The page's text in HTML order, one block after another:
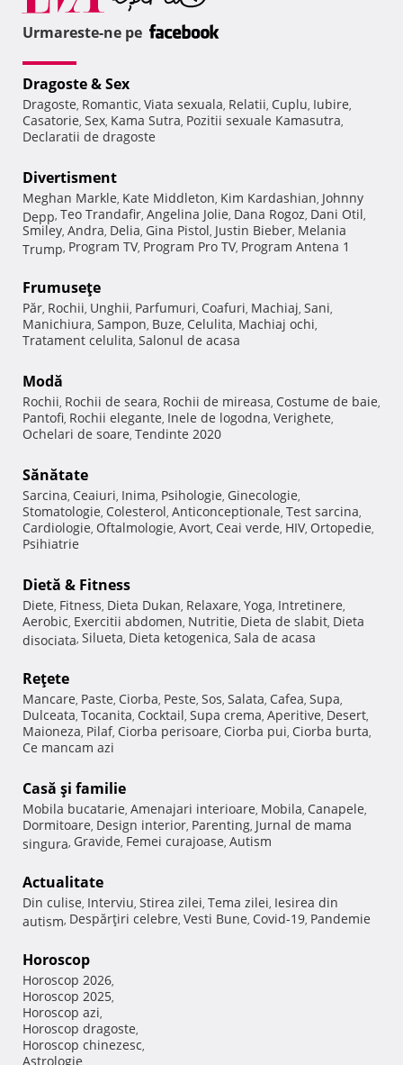
Urmareste-ne pe
Dragoste & Sex
Dragoste, Romantic, Viata sexuala, Relatii, Cuplu, Iubire,
Casatorie, Sex, Kama Sutra, Pozitii sexuale Kamasutra,
Declaratii de dragoste
Divertisment
Meghan Markle, Kate Middleton, Kim Kardashian, Johnny
Depp, Teo Trandafir, Angelina Jolie, Dana Rogoz, Dani Otil,
Smiley, Andra, Delia, Gina Pistol, Justin Bieber, Melania
Trump, Program TV, Program Pro TV, Program Antena 1
Frumuseţe
Păr, Rochii, Unghii, Parfumuri, Coafuri, Machiaj, Sani,
Manichiura, Sampon, Buze, Celulita, Machiaj ochi,
Tratament celulita, Salonul de acasa
Modă
Rochii, Rochii de seara, Rochii de mireasa, Costume de baie,
Pantofi, Rochii elegante, Inele de logodna, Verighete,
Ochelari de soare, Tendinte 2020
Sănătate
Sarcina, Ceaiuri, Inima, Psihologie, Ginecologie,
Stomatologie, Colesterol, Anticonceptionale, Test sarcina,
Cardiologie, Oftalmologie, Avort, Ceai verde, HIV, Ortopedie,
Psihiatrie
Dietă & Fitness
Diete, Fitness, Dieta Dukan, Relaxare, Yoga, Intretinere,
Aerobic, Exercitii abdomen, Nutritie, Dieta de slabit, Dieta
disociata, Silueta, Dieta ketogenica, Sala de acasa
Reţete
Mancare, Paste, Ciorba, Peste, Sos, Salata, Cafea, Supa,
Dulceata, Tocanita, Cocktail, Supa crema, Aperitive, Desert,
Maioneza, Pilaf, Ciorba perisoare, Ciorba pui, Ciorba burta,
Ce mancam azi
Casă şi familie
Mobila bucatarie, Amenajari interioare, Mobila, Canapele,
Dormitoare, Design interior, Parenting, Jurnal de mama
singura, Gravide, Femei curajoase, Autism
Actualitate
Din culise, Interviu, Stirea zilei, Tema zilei, Iesirea din
autism, Despărţiri celebre, Vesti Bune, Covid-19, Pandemie
Horoscop
Horoscop 2026,
Horoscop 2025,
Horoscop azi,
Horoscop dragoste,
Horoscop chinezesc,
Astrologie